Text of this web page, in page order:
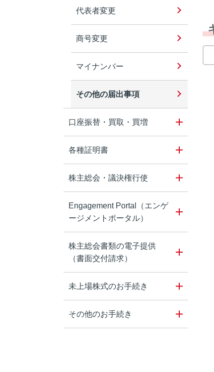
代表者変更
商号変更
マイナンバー
その他の届出事項
口座振替・買取・買増
各種証明書
株主総会・議決権行使
Engagement Portal（エンゲ
ージメントポータル）
株主総会書類の電子提供
（書面交付請求）
未上場株式のお手続き
その他のお手続き